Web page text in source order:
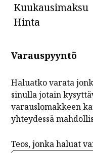
Kuukausimaksu
Hinta
Varauspyyntö
Haluatko varata
sinulla jotain
varauslomakkeen
yhteydessä
Teos, jonka haluat